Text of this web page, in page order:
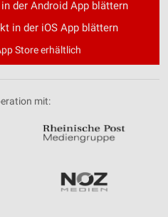
der Android App blättern
in der iOS App blättern
Store erhältlich
mit: